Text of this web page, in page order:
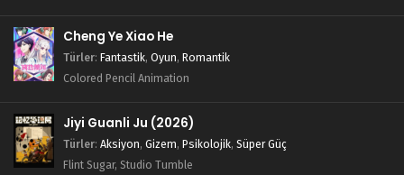
Cheng Ye Xiao He
Türler: Fantastik, Oyun, Romantik
Colored Pencil Animation
Jiyi Guanli Ju (2026)
Türler: Aksiyon, Gizem, Psikolojik, Süper Güç
Flint Sugar, Studio Tumble